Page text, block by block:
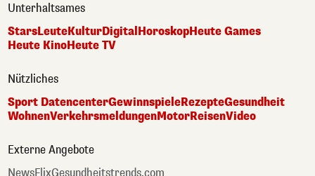
Unterhaltsames
StarsLeuteKulturDigital HoroskopHeute Games
Heute KinoHeute TV
Nützliches
Sport DatencenterGewinnspieleRezepteGesundheit
WohnenVerkehrsmeldungenMotorReisenVideo
Externe Angebote
NewsFlixGesundheitstrends.com